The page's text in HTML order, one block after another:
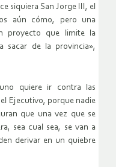
siquiera San Jorge III, el
aún cómo, pero una
proyecto que limite la
sacar de la provincia»,
quiere ir contra las
Ejecutivo, porque nadie
que una vez que se
sea cual sea, se van a
derivar en un quiebre